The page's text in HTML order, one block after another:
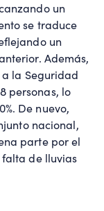
un
se traduce
un
Además,
la Seguridad
personas, lo
De nuevo,
nacional,
parte por el
de lluvias